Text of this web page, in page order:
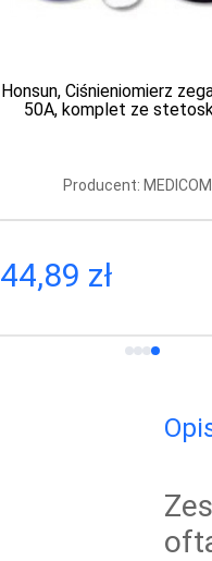
Pulsoksymetr HW-
Bluetooth TECH-
Producent: TECH-
99,99 zł